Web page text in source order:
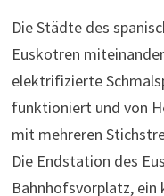
Die Städte des
Euskotren
elektrifizierte
funktioniert und von
mit mehreren
Die Endstation des
Bahnhofsvorplatz, ein